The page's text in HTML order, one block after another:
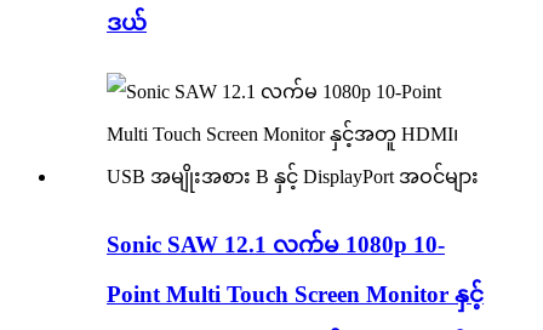
ဒယ်
Sonic SAW 12.1 လက်မ 1080p 10-
Point Multi Touch Screen Monitor နှင့်